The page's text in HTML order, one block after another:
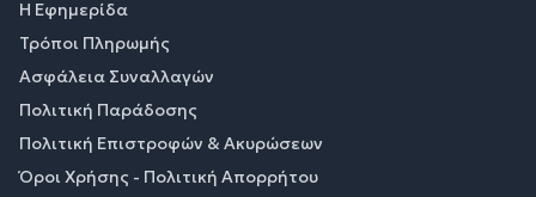
Η Εφημερίδα
Τρόποι Πληρωμής
Ασφάλεια Συναλλαγών
Πολιτική Παράδοσης
Πολιτική Επιστροφών & Ακυρώσεων
Όροι Χρήσης - Πολιτική Απορρήτου